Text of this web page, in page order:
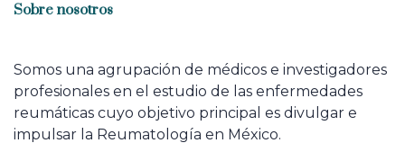
Sobre nosotros
Somos una agrupación de médicos e investigadores
profesionales en el estudio de las enfermedades
reumáticas cuyo objetivo principal es divulgar e
impulsar la Reumatología en México.